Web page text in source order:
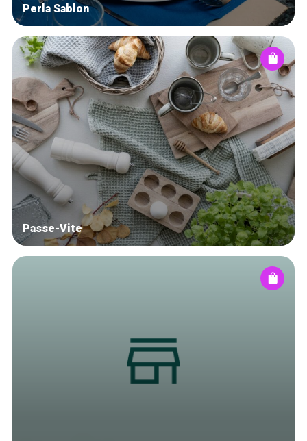
Accueil
Bonnes adresses
Quartiers
Blog
Tops 10
Artisans
A propos
Perla Sablon
Passe-Vite